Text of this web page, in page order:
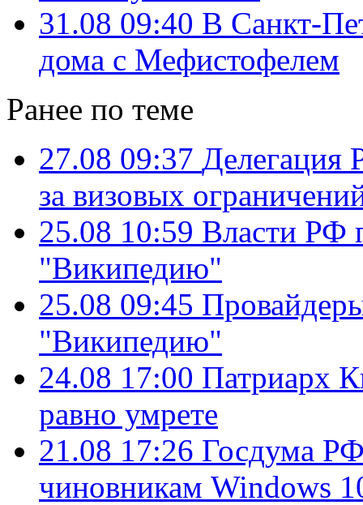
31.08 09:40 В Санкт-
дома с Мефистофелем
Ранее по теме
27.08 09:37 Делегация
за визовых
25.08 10:59 Власти РФ
"Википедию"
25.08 09:45
"Википедию"
24.08 17:00 Патриарх
равно умрете
21.08 17:26 Госдума РФ
чиновникам Windows